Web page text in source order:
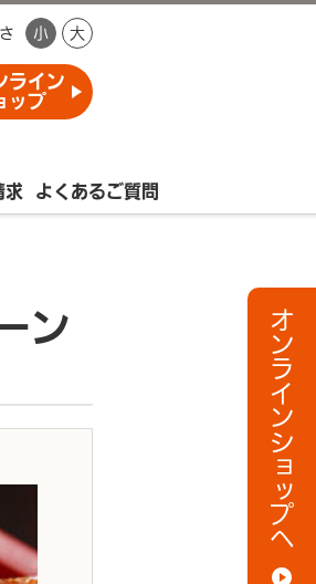
小 大
ライン
ップ
求 よくあるご質問
ン
オンラインショップへ